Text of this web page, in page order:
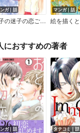
ガ｜話
迷子の迷子の恋ごころ【マイクロ】
マンガ｜話
におすすめの著者
ガ｜話 タテコミ｜話